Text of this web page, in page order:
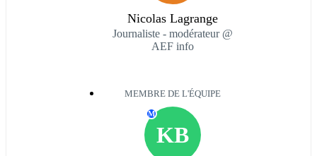
Nicolas Lagrange
Journaliste - modérateur @
AEF info
MEMBRE DE L'ÉQUIPE
KB
M